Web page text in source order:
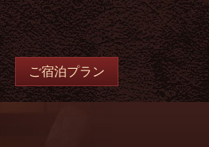
ご宿泊プラン